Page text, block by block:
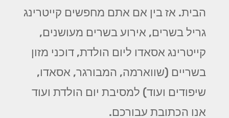
הבית. אז בין אם אתם מחפשים קייטרינג
גריל בשרים, אירוע בשרים מעושנים,
קייטרינג אסאדו ליום הולדת, דוכני מזון
בשריים (שווארמה, המבורגר, אסאדו,
שיפודים ועוד) למסיבת יום הולדת ועוד
אנו הכתובת עבורכם.